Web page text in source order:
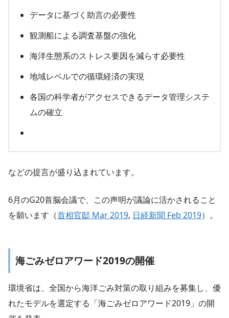
データに基づく助言の必要性
観測船による調査基盤の強化
海洋生態系のストレス要因を減らす必要性
地域レベルでの循環経済の実現
各国の科学者がアクセスできるデータ管理システ
ムの確立
などの提言が盛り込まれています。
6月のG20首脳会議で、この声明が議論に活かされること
を願います（首相官邸 Mar 2019, 日経新聞 Feb 2019）。
海ごみゼロアワード2019の開催
環境省は、全国から海洋ごみ対策の取り組みを募集し、優
れたモデルを選定する「海ごみゼロアワード2019」の開